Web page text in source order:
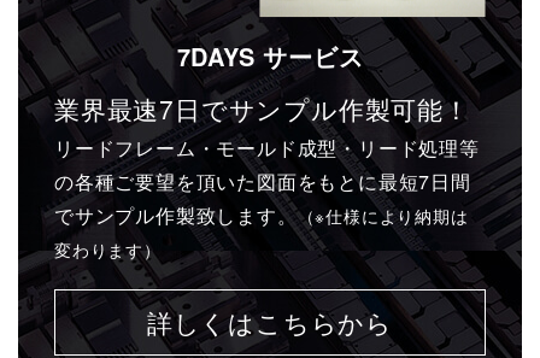
7DAYS サービス
業界最速7日でサンプル作製可能！
リードフレーム・モールド成型・リード処理等
の各種ご要望を頂いた図面をもとに最短7日間
でサンプル作製致します。（※仕様により納期は
変わります）
詳しくはこちらから